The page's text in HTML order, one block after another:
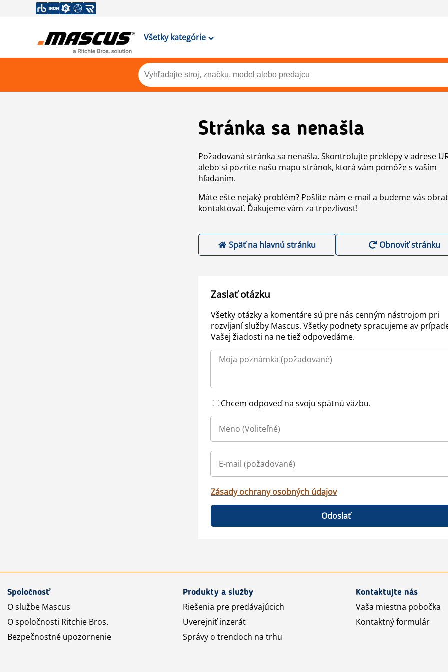
Všetky kategórie
Stránka sa nenašla
Požadovaná stránka sa nenašla. Skontrolujte preklepy v adrese
alebo si pozrite našu mapu stránok, ktorá vám pomôže s vaším
hľadaním.
Máte ešte nejaký problém? Pošlite nám e-mail a budeme vás
kontaktovať. Ďakujeme vám za trpezlivosť!
Späť na hlavnú stránku Obnoviť stránku
Zaslať otázku
Všetky otázky a komentáre sú pre nás cenným nástrojom pri
rozvíjaní služby Mascus. Všetky podnety spracujeme av
Vašej žiadosti na ne tiež odpovedáme.
Chcem odpoveď na svoju spätnú väzbu.
Zásady ochrany osobných údajov
Odoslať
Spoločnosť
O službe Mascus
O spoločnosti Ritchie Bros.
Bezpečnostné upozornenie
Produkty a služby
Riešenia pre predávajúcich
Uverejniť inzerát
Správy o trendoch na trhu
Kontaktujte nás
Vaša miestna pobočka
Kontaktný formulár